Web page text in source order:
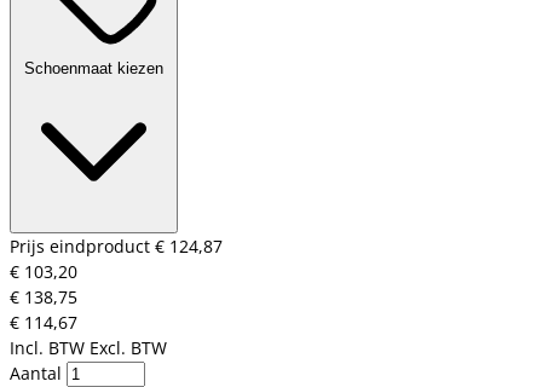
Schoenmaat kiezen
Prijs eindproduct € 124,87
€ 103,20
€ 138,75
€ 114,67
Incl. BTW Excl. BTW
Aantal